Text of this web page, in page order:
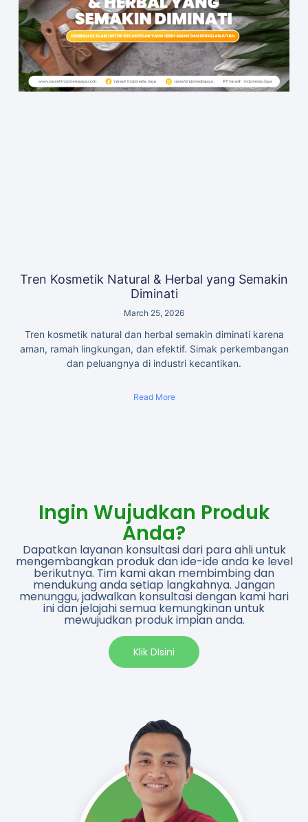
Tren Kosmetik Natural & Herbal yang Semakin
Diminati
March 25, 2026
Tren kosmetik natural dan herbal semakin diminati karena
aman, ramah lingkungan, dan efektif. Simak perkembangan
dan peluangnya di industri kecantikan.
Read More
Ingin Wujudkan Produk
Anda?
Dapatkan layanan konsultasi dari para ahli untuk
mengembangkan produk dan ide-ide anda ke level
berikutnya. Tim kami akan membimbing dan
mendukung anda setiap langkahnya. Jangan
menunggu, jadwalkan konsultasi dengan kami hari
ini dan jelajahi semua kemungkinan untuk
mewujudkan produk impian anda.​
Klik DIsini